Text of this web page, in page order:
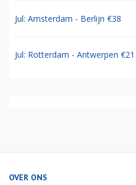
Jul: Amsterdam - Berlijn €38
Jul: Rotterdam - Antwerpen €21
OVER ONS